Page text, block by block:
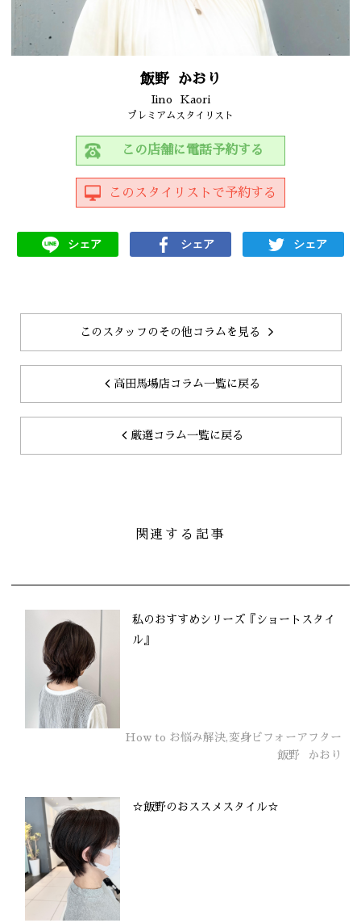
飯野 かおり
Iino Kaori
プレミアムスタイリスト
この店舗に電話予約する
このスタイリストで予約する
シェア シェア シェア
このスタッフのその他コラムを見る
高田馬場店コラム一覧に戻る
厳選コラム一覧に戻る
関連する記事
私のおすすめシリーズ『ショートスタイ
ル』
How to お悩み解決,変身ビフォーアフター
飯野
かおり
☆飯野のおススメスタイル☆